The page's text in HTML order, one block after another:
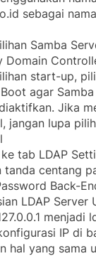
sebagai
Samba
Domain
start-up,
agar
Jika
jangan lupa
tab LDAP
tanda centang
Back-
LDAP Server
menjadi
IP di
hal yang sama